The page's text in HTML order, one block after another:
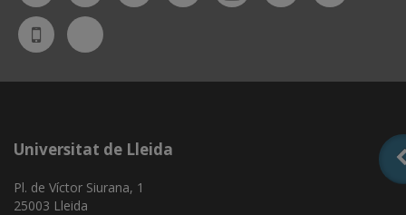
UdL
App
Bluesky
Universitat de Lleida
Pl. de Víctor Siurana, 1
25003 Lleida